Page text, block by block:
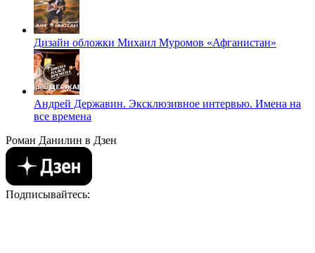
Дизайн обложки Михаил Муромов «Афганистан»
Андрей Державин. Эксклюзивное интервью. Имена на
все времена
Роман Данилин в Дзен
Подписывайтесь: